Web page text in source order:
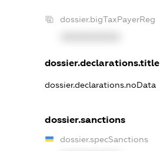
dossier.bigTaxPayerReg
dossier.declarations.title
dossier.declarations.noData
dossier.sanctions
dossier.specSanctions